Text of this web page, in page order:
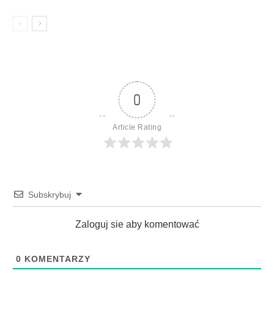
0
Article Rating
Subskrybuj
Zaloguj sie aby komentować
0 KOMENTARZY